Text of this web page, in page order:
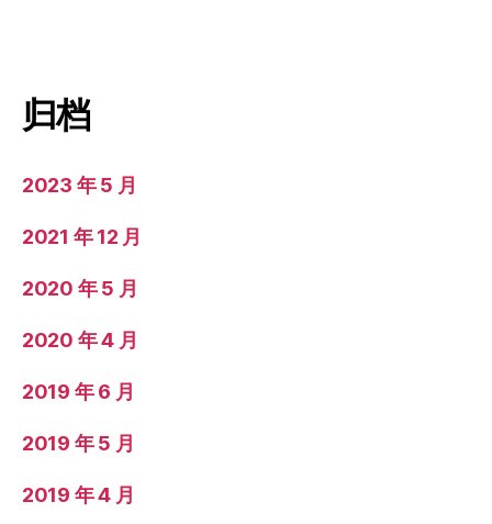
归档
2023 年 5 月
2021 年 12 月
2020 年 5 月
2020 年 4 月
2019 年 6 月
2019 年 5 月
2019 年 4 月